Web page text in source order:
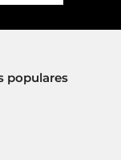
populares